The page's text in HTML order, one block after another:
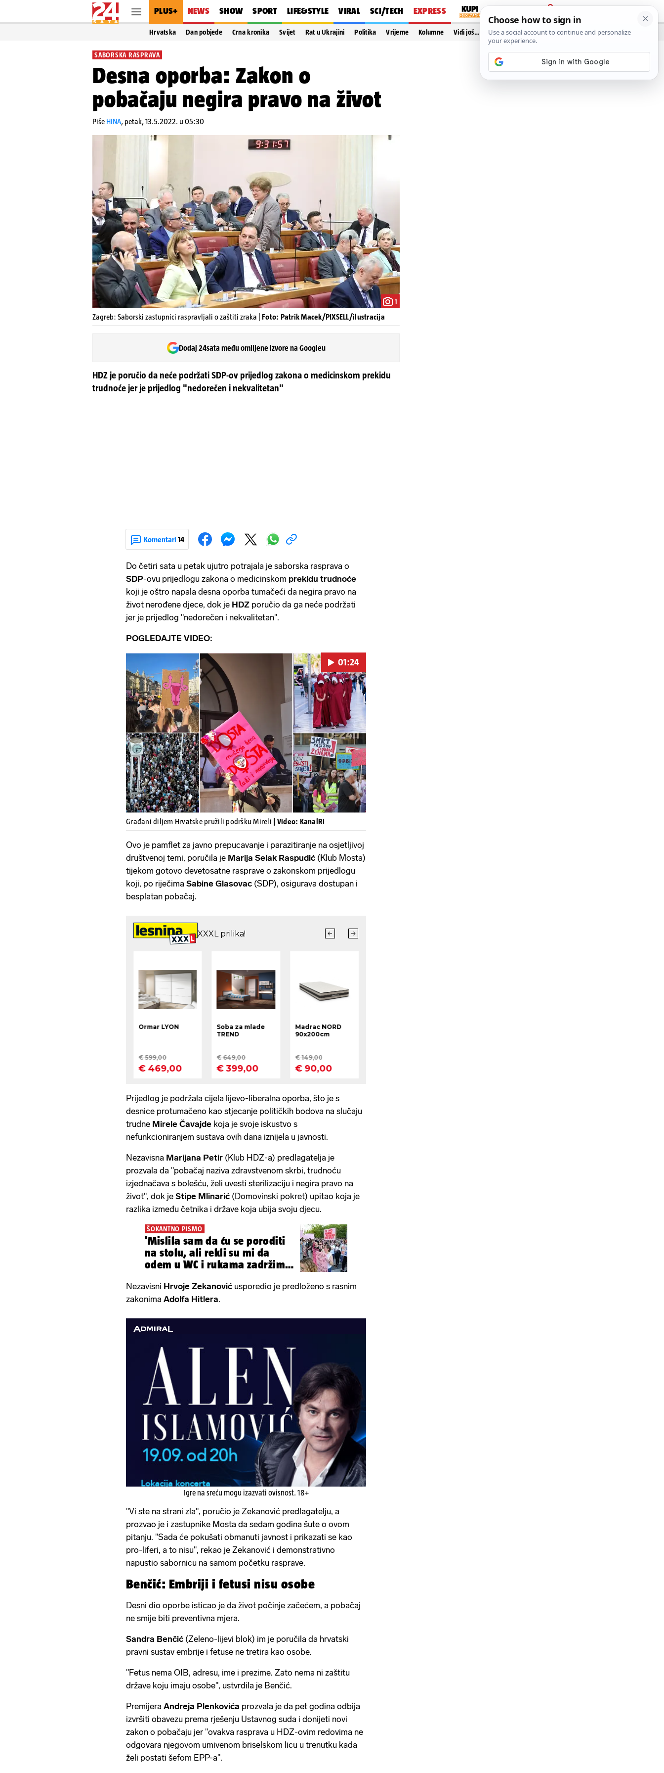
PLUS+ NEWS SHOW SPORT LIFE&STYLE VIRAL SCI/TECH EXPRESS
PRIJAVA
Hrvatska Dan pobjede Crna kronika Svijet Rat u Ukrajini Politika Vrijeme Kolumne Vidi još…
SABORSKA RASPRAVA
Desna oporba: Zakon o
pobačaju negira pravo na život
Piše HINA, petak, 13.5.2022. u 05:30
1
Zagreb: Saborski zastupnici raspravljali o zaštiti zraka | Foto: Patrik Macek/PIXSELL/ilustracija
Dodaj 24sata među omiljene izvore na Googleu
HDZ je poručio da neće podržati SDP-ov prijedlog zakona o medicinskom prekidu
trudnoće jer je prijedlog "nedorečen i nekvalitetan"
Komentari 14
Do četiri sata u petak ujutro potrajala je saborska rasprava o
SDP-ovu prijedlogu zakona o medicinskom prekidu trudnoće
koji je oštro napala desna oporba tumačeći da negira pravo na
život nerođene djece, dok je HDZ poručio da ga neće podržati
jer je prijedlog "nedorečen i nekvalitetan".
POGLEDAJTE VIDEO:
Pokretanje videa...
01:24
Građani diljem Hrvatske pružili podršku Mireli | Video: KanalRi
Ovo je pamflet za javno prepucavanje i parazitiranje na osjetljivoj
društvenoj temi, poručila je Marija Selak Raspudić (Klub Mosta)
tijekom gotovo devetosatne rasprave o zakonskom prijedlogu
koji, po riječima Sabine Glasovac (SDP), osigurava dostupan i
besplatan pobačaj.
Prijedlog je podržala cijela lijevo-liberalna oporba, što je s
desnice protumačeno kao stjecanje političkih bodova na slučaju
trudne Mirele Čavajde koja je svoje iskustvo s
nefunkcioniranjem sustava ovih dana iznijela u javnosti.
Nezavisna Marijana Petir (Klub HDZ-a) predlagatelja je
prozvala da "pobačaj naziva zdravstvenom skrbi, trudnoću
izjednačava s bolešću, želi uvesti sterilizaciju i negira pravo na
život", dok je Stipe Mlinarić (Domovinski pokret) upitao koja je
razlika između četnika i države koja ubija svoju djecu.
ŠOKANTNO PISMO
'Mislila sam da ću se poroditi
na stolu, ali rekli su mi da
odem u WC i rukama zadržim
Nezavisni Hrvoje Zekanović usporedio je predloženo s rasnim
zakonima Adolfa Hitlera.
Igre na sreću mogu izazvati ovisnost. 18+
"Vi ste na strani zla", poručio je Zekanović predlagatelju, a
prozvao je i zastupnike Mosta da sedam godina šute o ovom
pitanju. "Sada će pokušati obmanuti javnost i prikazati se kao
pro-liferi, a to nisu", rekao je Zekanović i demonstrativno
napustio sabornicu na samom početku rasprave.
Benčić: Embriji i fetusi nisu osobe
Desni dio oporbe isticao je da život počinje začećem, a pobačaj
ne smije biti preventivna mjera.
Sandra Benčić (Zeleno-lijevi blok) im je poručila da hrvatski
pravni sustav embrije i fetuse ne tretira kao osobe.
"Fetus nema OIB, adresu, ime i prezime. Zato nema ni zaštitu
države koju imaju osobe", ustvrdila je Benčić.
Premijera Andreja Plenkovića prozvala je da pet godina odbija
izvršiti obavezu prema rješenju Ustavnog suda i donijeti novi
zakon o pobačaju jer "ovakva rasprava u HDZ-ovim redovima ne
odgovara njegovom umivenom briselskom licu u trenutku kada
želi postati šefom EPP-a".